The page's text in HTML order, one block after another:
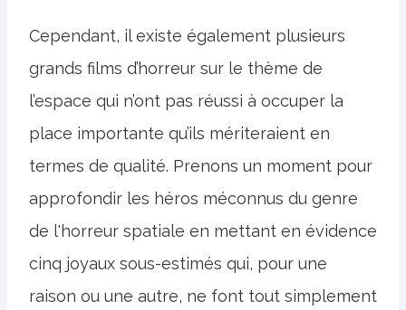
Cependant, il existe également plusieurs
grands films d’horreur sur le thème de
l’espace qui n’ont pas réussi à occuper la
place importante qu’ils mériteraient en
termes de qualité. Prenons un moment pour
approfondir les héros méconnus du genre
de l'horreur spatiale en mettant en évidence
cinq joyaux sous-estimés qui, pour une
raison ou une autre, ne font tout simplement